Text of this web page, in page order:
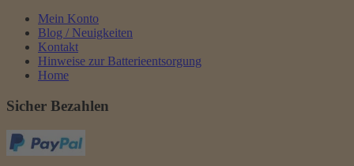
Mein Konto
Blog / Neuigkeiten
Kontakt
Hinweise zur Batterieentsorgung
Home
Sicher Bezahlen